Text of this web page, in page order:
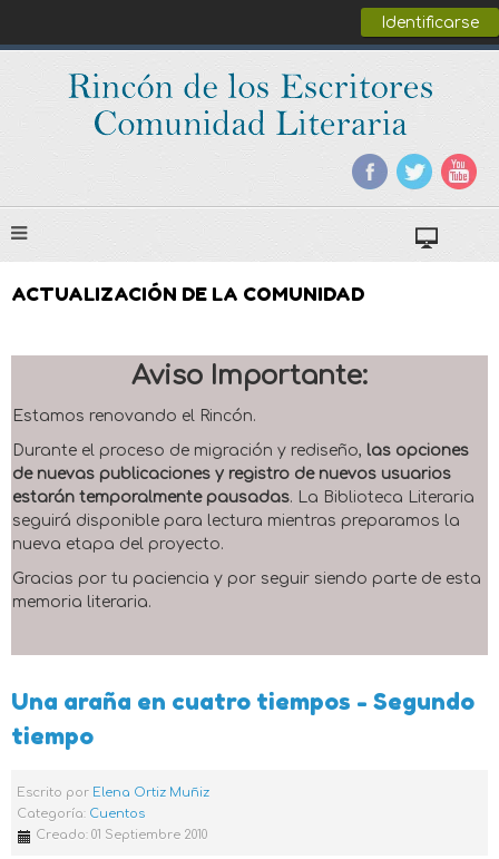
Identificarse
ACTUALIZACIÓN DE LA COMUNIDAD
Aviso Importante:
Estamos renovando el Rincón.
Durante el proceso de migración y rediseño, las opciones
de nuevas publicaciones y registro de nuevos usuarios
estarán temporalmente pausadas. La Biblioteca Literaria
seguirá disponible para lectura mientras preparamos la
nueva etapa del proyecto.
Gracias por tu paciencia y por seguir siendo parte de esta
memoria literaria.
Una araña en cuatro tiempos - Segundo
tiempo
Escrito por Elena Ortiz Muñiz
Categoría: Cuentos
Creado: 01 Septiembre 2010